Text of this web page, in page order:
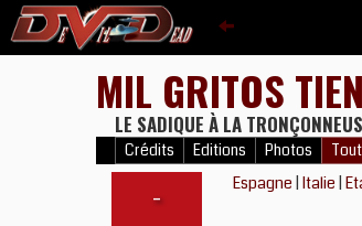
MIL GRITOS
LE SADIQUE À LA
Crédits Editions Photos Tout
-
Espagne |Italie |